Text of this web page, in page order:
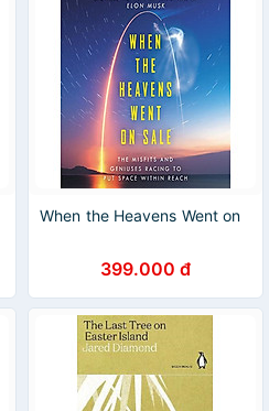
When the Heavens Went on
399.000 đ